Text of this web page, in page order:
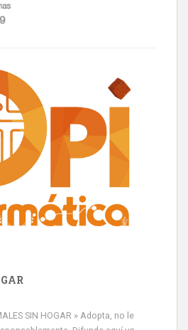
SIN HOGAR » Adopta, no le